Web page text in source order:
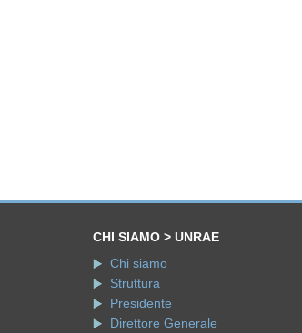
CHI SIAMO > UNRAE
Chi siamo
Struttura
Presidente
Direttore Generale